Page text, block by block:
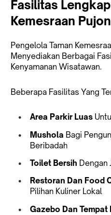
Fasilitas
Kemesraan
Pengelola Taman
Menyediakan Berbagai
Kenyamanan Wisatawan.
Beberapa Fasilitas Yang
Area Parkir Luas
Mushola Bagi
Beribadah
Toilet Bersih Dengan
Restoran Dan Food
Pilihan Kuliner Lokal
Gazebo Dan Tempat